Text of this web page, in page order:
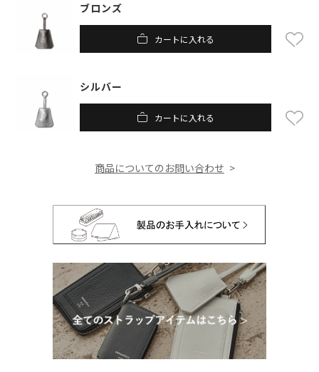
ブロンズ
カートに入れる
シルバー
カートに入れる
商品についてのお問い合わせ